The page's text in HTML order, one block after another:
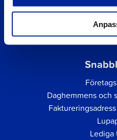
Daghemmens och
Lediga